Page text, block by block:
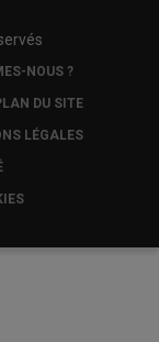
NOUS ?
DU SITE
LÉGALES